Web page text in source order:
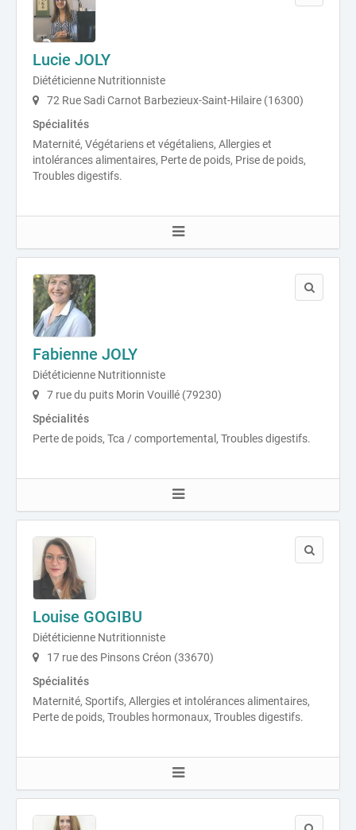
Lucie JOLY
Diététicienne Nutritionniste
72 Rue Sadi Carnot Barbezieux-Saint-Hilaire (16300)
Spécialités
Maternité, Végétariens et végétaliens, Allergies et
intolérances alimentaires, Perte de poids, Prise de poids,
Troubles digestifs.
Fabienne JOLY
Diététicienne Nutritionniste
7 rue du puits Morin Vouillé (79230)
Spécialités
Perte de poids, Tca / comportemental, Troubles digestifs.
Louise GOGIBU
Diététicienne Nutritionniste
17 rue des Pinsons Créon (33670)
Spécialités
Maternité, Sportifs, Allergies et intolérances alimentaires,
Perte de poids, Troubles hormonaux, Troubles digestifs.